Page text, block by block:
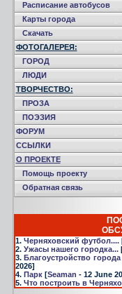
Расписание автобусов
Карты города
Скачать
ФОТОГАЛЕРЕЯ:
ГОРОД
ЛЮДИ
ТВОРЧЕСТВО:
ПРОЗА
ПОЭЗИЯ
ФОРУМ
ССЫЛКИ
О ПРОЕКТЕ
Помощь проекту
Обратная связь
1. Черняховский футбол....
2. Ужасы нашего городка...
3.Благоустройство
2026]
4. Парк[Seaman - 12 June
5. Что построить в